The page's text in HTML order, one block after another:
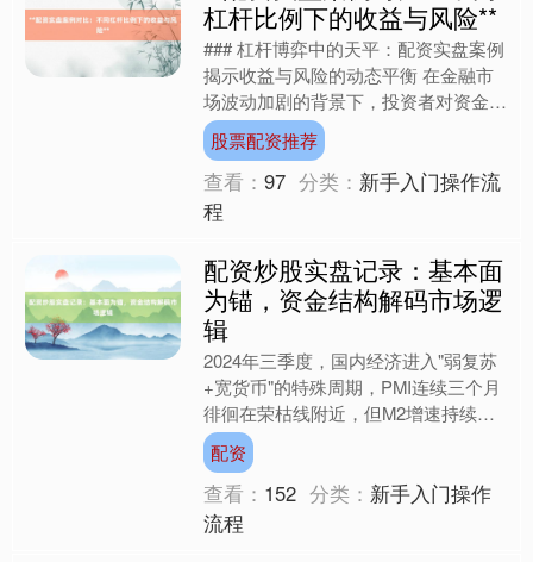
杠杆比例下的收益与风险**
### 杠杆博弈中的天平：配资实盘案例
揭示收益与风险的动态平衡 在金融市
场波动加剧的背景下，投资者对资金使
用效率的追求催生了配资业务的快速发
展。配资作为一种通过....
股票配资推荐
查看：97 分类： 新手入门操作流
程
配资炒股实盘记录：基本面
为锚，资金结构解码市场逻
辑
2024年三季度，国内经济进入"弱复苏
+宽货币"的特殊周期，PMI连续三个月
徘徊在荣枯线附近，但M2增速持续维
持在12%以上，流动性充裕与实体需求
不足的矛盾构成....
配资
查看： 152 分类： 新手入门操作
流程